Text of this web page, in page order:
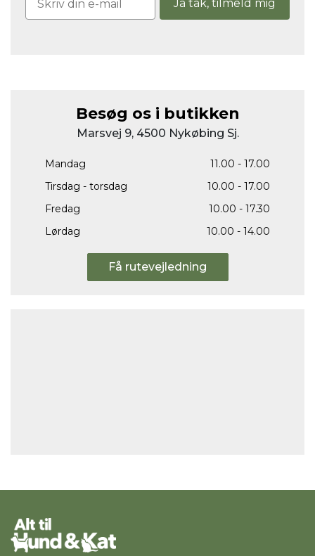
Ja tak, tilmeld mig
Besøg os i butikken
Marsvej 9, 4500 Nykøbing Sj.
Mandag
11.00 - 17.00
Tirsdag - torsdag
10.00 - 17.00
Fredag
10.00 - 17.30
Lørdag
10.00 - 14.00
Få rutevejledning